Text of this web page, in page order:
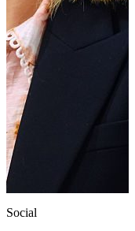
Social